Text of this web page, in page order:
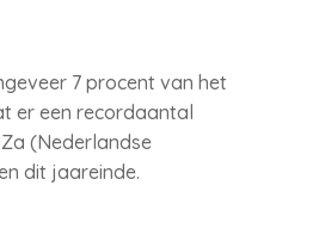
7 procent van het
er een recordaantal
(Nederlandse
dit jaareinde.